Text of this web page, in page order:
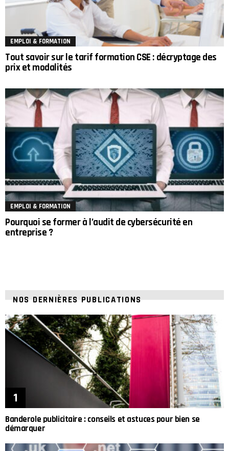
EMPLOI & FORMATION
Tout savoir sur le tarif formation CSE : décryptage des
prix et modalités
EMPLOI & FORMATION
Pourquoi se former à l’audit de cybersécurité en
entreprise ?
NOS DERNIÈRES PUBLICATIONS
Banderole publicitaire : conseils et astuces pour bien se
démarquer